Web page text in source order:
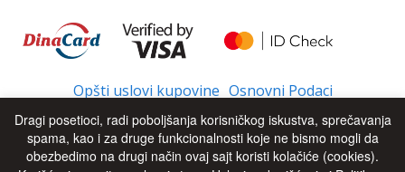
Opšti uslovi kupovine Osnovni Podaci
© 2026 - All Rights Reserved UP
Dragi posetioci, radi poboljšanja korisničkog iskustva, sprečavanja
spama, kao i za druge funkcionalnosti koje ne bismo mogli da
obezbedimo na drugi način ovaj sajt koristi kolačiće (cookies).